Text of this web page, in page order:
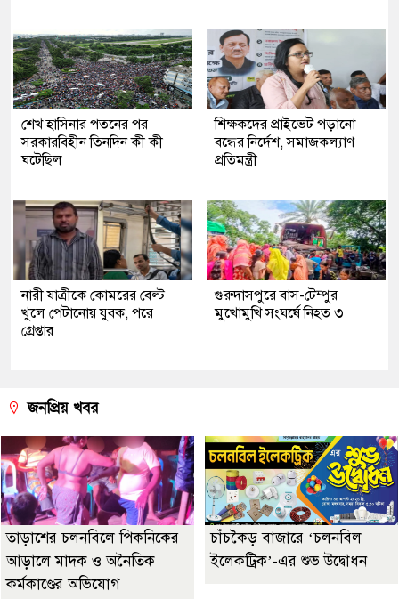
শেখ হাসিনার পতনের পর
সরকারবিহীন তিনদিন কী কী
ঘটেছিল
শিক্ষকদের প্রাইভেট পড়ানো
বন্ধের নির্দেশ, সমাজকল্যাণ
প্রতিমন্ত্রী
নারী যাত্রীকে কোমরের বেল্ট
খুলে পেটানোয় যুবক, পরে
গ্রেপ্তার
গুরুদাসপুরে বাস-টেম্পুর
মুখোমুখি সংঘর্ষে নিহত ৩
জনপ্রিয় খবর
তাড়াশের চলনবিলে পিকনিকের
আড়ালে মাদক ও অনৈতিক
কর্মকাণ্ডের অভিযোগ
চাঁচকৈড় বাজারে ‘চলনবিল
ইলেকট্রিক’-এর শুভ উদ্বোধন